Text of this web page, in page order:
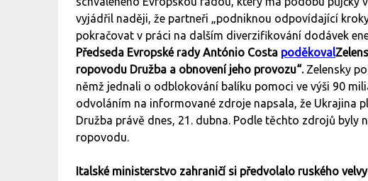
vyjádřil naději, že partneři „podniknou odpovídající
pokračovat v práci na dalším diverzifikování dodávek
Předseda Evropské rady António Costa poděkoval
ropovodu Družba a obnovení jeho provozu“. Zelensky
němž jednali o odblokování balíku pomoci ve výši 90
odvoláním na informované zdroje napsala, že Ukrajina
Družba právě dnes, 21. dubna. Podle těchto zdrojů byly
ropovodu.
Italské ministerstvo zahraničí si předvolalo ruského